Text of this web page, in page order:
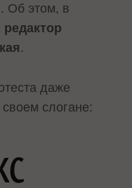
Об этом, в
.
даже
слогане: